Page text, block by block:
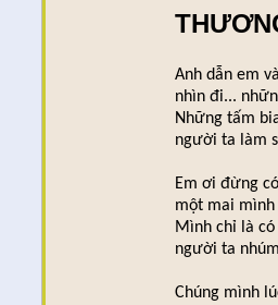
Anh dẫn em
nhìn đi...
Những tấm
người ta làm
Em ơi đừng
một mai mình
Mình chỉ là có
người ta
Chúng mình